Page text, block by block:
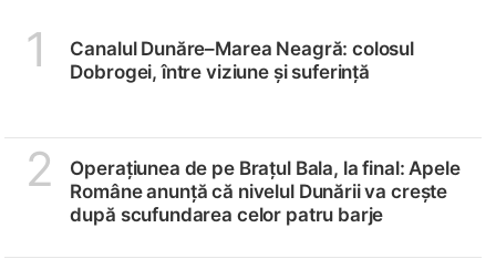
1
Canalul Dunăre–Marea Neagră: colosul
Dobrogei, între viziune și suferință
2
Operațiunea de pe Brațul Bala, la final: Apele
Române anunță că nivelul Dunării va crește
după scufundarea celor patru barje